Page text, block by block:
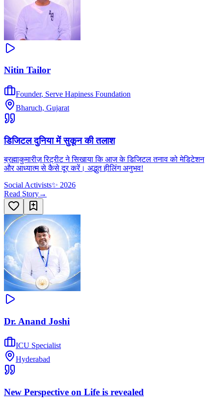
Nitin Tailor
Founder, Serve Hapiness Foundation
Bharuch, Gujarat
डिजिटल दुनिया में सुकून की तलाश
ब्रह्माकुमारीज़ रिट्रीट ने सिखाया कि आज के डिजिटल तनाव को मेडिटेशन
और आध्यात्म से कैसे दूर करें। अद्भुत हीलिंग अनुभव!
Social Activists✨ 2026
Read Story→
Dr. Anand Joshi
ICU Specialist
Hyderabad
New Perspective on Life is revealed